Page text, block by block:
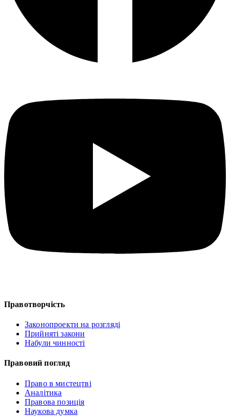
Правотворчість
Законопроекти на розгляді
Прийняті закони
Набули чинності
Правовий погляд
Право в мистецтві
Аналітика
Правова позиція
Наукова думка